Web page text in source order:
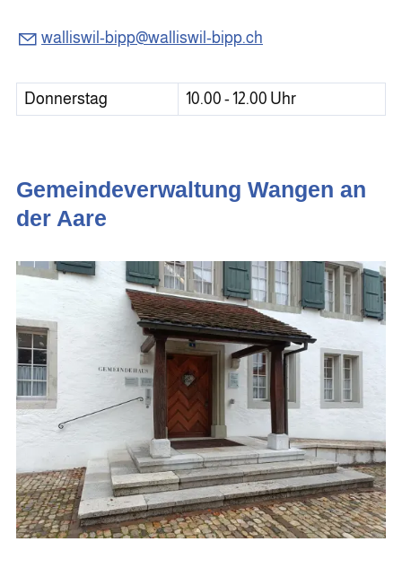
walliswil-bipp@walliswil-bipp.ch
Donnerstag 10.00 - 12.00 Uhr
Gemeindeverwaltung Wangen an
der Aare